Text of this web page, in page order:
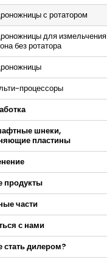
с ротатором
для измельчения
без ротатора
процессоры
шнеки,
пластины
продукты
части
с нами
стать дилером?